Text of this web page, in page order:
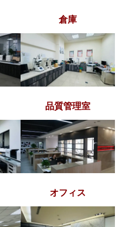
倉庫
品質管理室
オフィス